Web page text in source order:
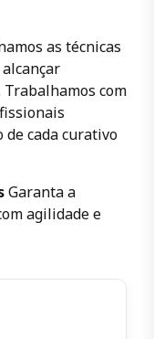
as técnicas
com
cada curativo
Garanta a
agilidade e